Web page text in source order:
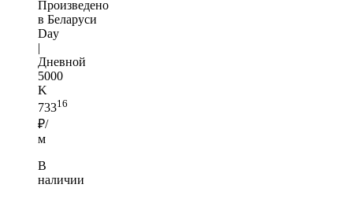
Произведено
в Беларуси
Day
|
Дневной
5000
K
73316
₽/
м
В
наличии